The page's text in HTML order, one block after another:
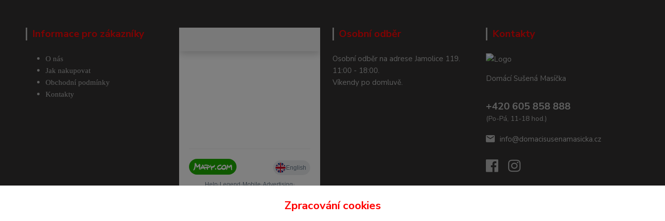
Informace pro zákazníky
O nás
Jak nakupovat
Obchodní podmínky
Kontakty
Osobní odběr
Osobní odběr na adrese Jamolice 119.
11:00 - 18:00.
Víkendy po domluvě.
Kontakty
Domácí Sušená Masíčka
+420 605 858 888
(Po-Pá, 11-18 hod.)
info@domacisusenamasicka.cz
Zpracování cookies